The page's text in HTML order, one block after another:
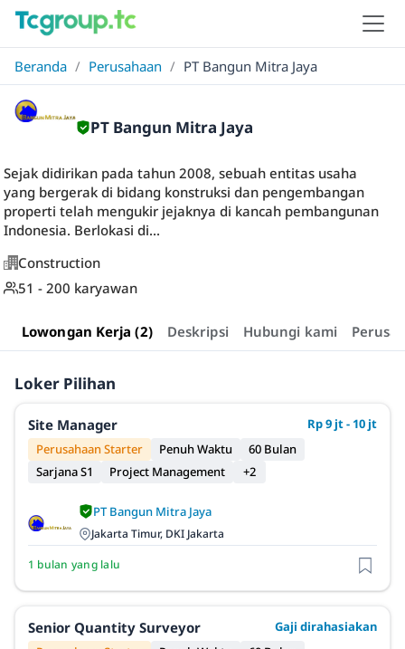
Beranda / Perusahaan / PT Bangun Mitra Jaya
PT Bangun Mitra Jaya
Sejak didirikan pada tahun 2008, sebuah entitas usaha
yang bergerak di bidang konstruksi dan pengembangan
properti telah mengukir jejaknya di kancah pembangunan
Indonesia. Berlokasi di...
Construction
51 - 200 karyawan
Lowongan Kerja (2) Deskripsi Hubungi kami
Loker Pilihan
Site Manager
Rp 9 jt - 10 jt
Perusahaan Starter
Penuh Waktu
60 Bulan
Sarjana S1
Project Management +2
PT Bangun Mitra Jaya
Jakarta Timur, DKI Jakarta
1 bulan yang lalu
Senior Quantity Surveyor
Gaji dirahasiakan